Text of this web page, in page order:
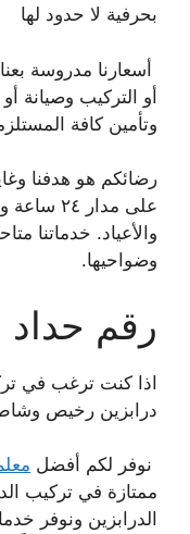
بحرفية لا حدود لها
أسعارنا مدروسة
أو التركيب وصيانة
وتأمين كافة
رضائكم هو هدفنا
على
والأعياد. خدماتنا
وضواحيها.
رقم حداد
اذا كنت ترغب في
درابزين رخيص
نوفر لكم أفضل
ممتازة في تركيب
الدرابزين ونوفر